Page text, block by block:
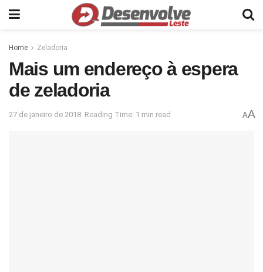
Home Zeladoria
Mais um endereço à espera
de zeladoria
27 de janeiro de 2018 Reading Time: 1 min read AA